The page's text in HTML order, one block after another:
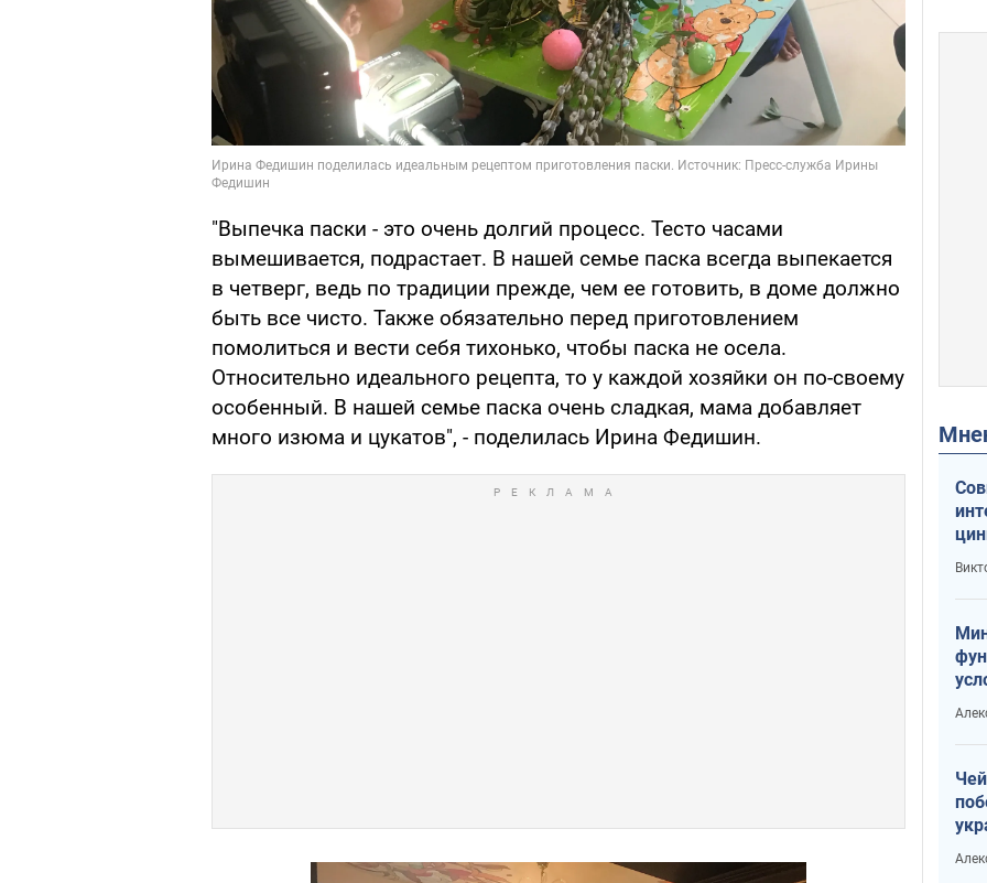
"Выпечка паски - это очень долгий процесс. Тесто часами
вымешивается, подрастает. В нашей семье паска всегда выпекается
в четверг, ведь по традиции прежде, чем ее готовить, в доме должно
быть все чисто. Также обязательно перед приготовлением
помолиться и вести себя тихонько, чтобы паска не осела.
Относительно идеального рецепта, то у каждой хозяйки он по-своему
особенный. В нашей семье паска очень сладкая, мама добавляет
много изюма и цукатов", - поделилась Ирина Федишин.